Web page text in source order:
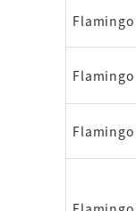
Flamingo
Flamingo
Flamingo